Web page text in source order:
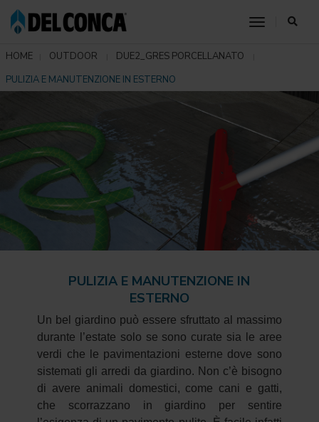
toggle
HOME OUTDOOR
DUE2_GRES PORCELLANATO
PULIZIA E MANUTENZIONE IN ESTERNO
PULIZIA E MANUTENZIONE IN
ESTERNO
Un bel giardino può essere sfruttato al massimo
durante l’estate solo se sono curate sia le aree
verdi che le pavimentazioni esterne dove sono
sistemati gli arredi da giardino. Non c’è bisogno
di avere animali domestici, come cani e gatti,
che scorrazzano in giardino per sentire